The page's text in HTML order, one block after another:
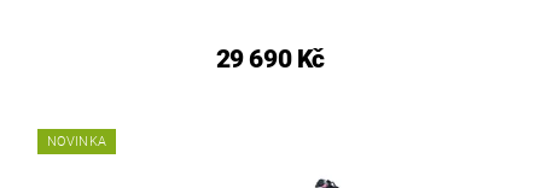
29 690 Kč
NOVINKA